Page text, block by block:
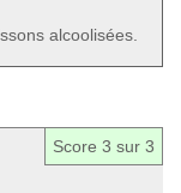
alcoolisées.
Score 3 sur 3